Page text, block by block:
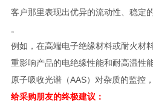
客户那里表现出优异的流动性、稳定
。
例如，在高端电子绝缘材料或耐火材
重影响产品的电绝缘性能和耐高温性
原子吸收光谱（AAS）对杂质的监控
给采购朋友的终极建议：